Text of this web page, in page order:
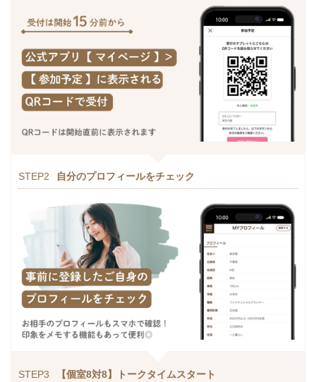
STEP2 自分のプロフィールをチェック
STEP3 【個室8対8】トークタイムスタート